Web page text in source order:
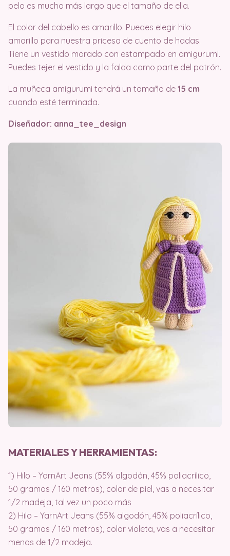
pelo es mucho más largo que el tamaño de ella.
El color del cabello es amarillo. Puedes elegir hilo
amarillo para nuestra pricesa de cuento de hadas.
Tiene un vestido morado con estampado en amigurumi.
Puedes tejer el vestido y la falda como parte del patrón.
La muñeca amigurumi tendrá un tamaño de 15 cm
cuando esté terminada.
Diseñador: anna_tee_design
MATERIALES Y HERRAMIENTAS:
1) Hilo – YarnArt Jeans (55% algodón, 45% poliacrílico,
50 gramos / 160 metros), color de piel, vas a necesitar
1/2 madeja, tal vez un poco más
2) Hilo – YarnArt Jeans (55% algodón, 45% poliacrílico,
50 gramos / 160 metros), color violeta, vas a necesitar
menos de 1/2 madeja.